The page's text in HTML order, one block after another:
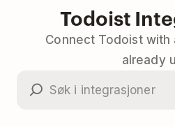
Todoist
Connect Todoist with
already